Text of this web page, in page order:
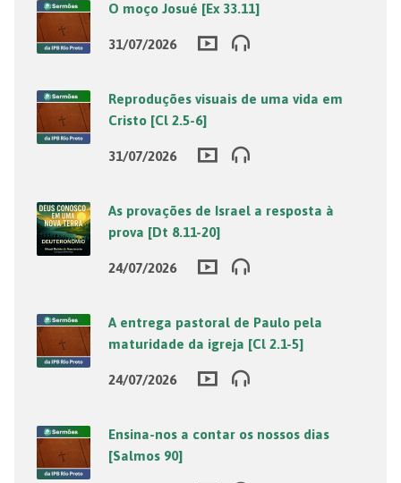
O moço Josué [Ex 33.11]
31/07/2026
Reproduções visuais de uma vida em
Cristo [Cl 2.5-6]
31/07/2026
As provações de Israel a resposta à
prova [Dt 8.11-20]
24/07/2026
A entrega pastoral de Paulo pela
maturidade da igreja [Cl 2.1-5]
24/07/2026
Ensina-nos a contar os nossos dias
[Salmos 90]